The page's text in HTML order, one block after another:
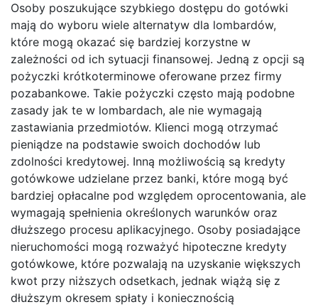
Osoby poszukujące szybkiego dostępu do gotówki
mają do wyboru wiele alternatyw dla lombardów,
które mogą okazać się bardziej korzystne w
zależności od ich sytuacji finansowej. Jedną z opcji są
pożyczki krótkoterminowe oferowane przez firmy
pozabankowe. Takie pożyczki często mają podobne
zasady jak te w lombardach, ale nie wymagają
zastawiania przedmiotów. Klienci mogą otrzymać
pieniądze na podstawie swoich dochodów lub
zdolności kredytowej. Inną możliwością są kredyty
gotówkowe udzielane przez banki, które mogą być
bardziej opłacalne pod względem oprocentowania, ale
wymagają spełnienia określonych warunków oraz
dłuższego procesu aplikacyjnego. Osoby posiadające
nieruchomości mogą rozważyć hipoteczne kredyty
gotówkowe, które pozwalają na uzyskanie większych
kwot przy niższych odsetkach, jednak wiążą się z
dłuższym okresem spłaty i koniecznością